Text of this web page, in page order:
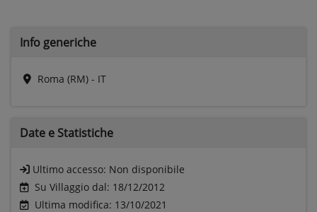
Info generiche
Roma (RM) - IT
Date e Statistiche
Ultimo accesso: Non disponibile
Su Villaggio dal: 18/12/2012
Ultima modifica: 13/10/2021